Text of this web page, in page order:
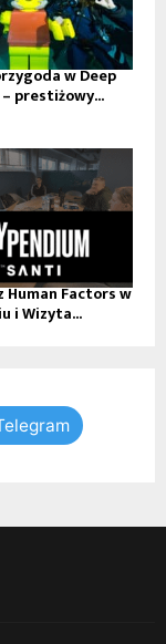
w Deep
prestiżowy...
Human Factors w
i Wizyta...